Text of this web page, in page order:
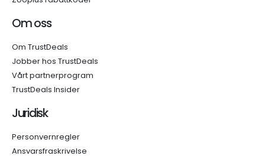
Om oss
Om TrustDeals
Jobber hos TrustDeals
Vårt partnerprogram
TrustDeals Insider
Juridisk
Personvernregler
Ansvarsfraskrivelse